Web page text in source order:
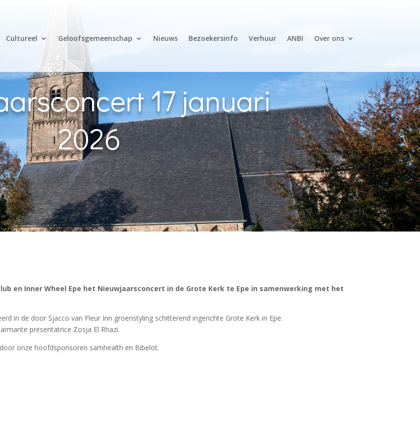
Cultureel Geloofsgemeenschap Nieuws Bezoekersinfo Verhuur ANBI Over ons
17 januari
2026
en Inner Wheel Epe het Nieuwjaarsconcert in de Grote Kerk te Epe in samenwerking met het
in de door Sjacco van Fleur Inn groenstyling schitterend ingerichte Grote Kerk in Epe.
presentatrice Zosja El Rhazi.
onze hoofdsponsoren samhealth en Bibelot.